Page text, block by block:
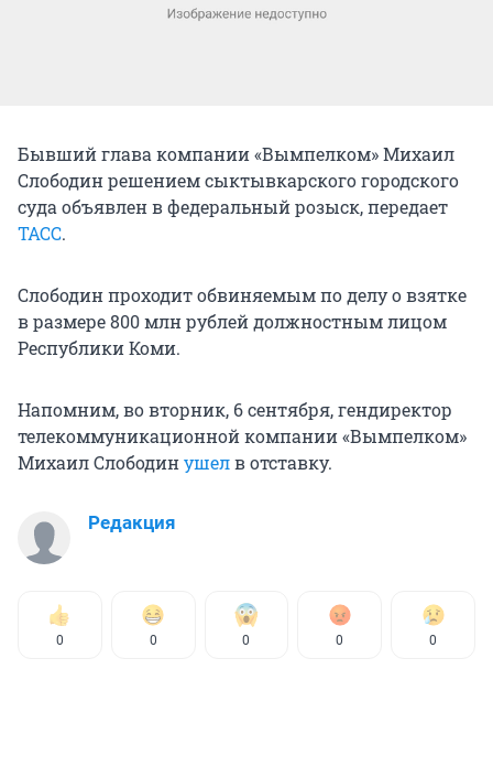
Бывший глава компании «Вымпелком» Михаил
Слободин решением сыктывкарского городского
суда объявлен в федеральный розыск, передает
ТАСС.
Слободин проходит обвиняемым по делу о взятке
в размере 800 млн рублей должностным лицом
Республики Коми.
Напомним, во вторник, 6 сентября, гендиректор
телекоммуникационной компании «Вымпелком»
Михаил Слободинушелв отставку.
Редакция
0 0 0 0 0